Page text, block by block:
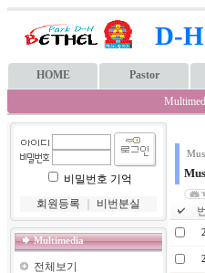
D-
HOME Pastor
비밀번호 기억
회원등록
비번분실
Multimedia
전체보기